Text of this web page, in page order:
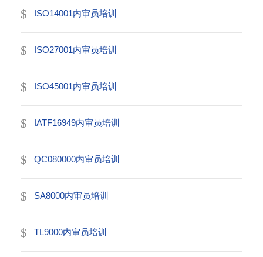
ISO14001内审员培训
ISO27001内审员培训
ISO45001内审员培训
IATF16949内审员培训
QC080000内审员培训
SA8000内审员培训
TL9000内审员培训